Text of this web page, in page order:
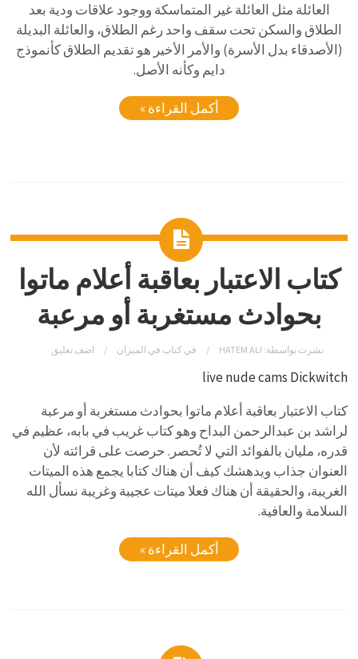
العائلة مثل العائلة غير المتماسكة ووجود علاقات ودية بعد
الطلاق والسكن تحت سقف واحد رغم الطلاق، والعائلة البديلة
(الأصدقاء بدل الأسرة) والأمر الأخير هو تقديم الطلاق كأنموذج
دايم وكأنه الأصل.
أكمل القراءة »
كتاب الاعتبار بعاقبة أعلام ماتوا
بحوادث مستغربة أو مرعبة
نشرت بواسطة: HATEM ALI فيكتاب في الميزان اضف تعليق
live nude cams Dickwitch
كتاب الاعتبار بعاقبة أعلام ماتوا بحوادث مستغربة أو مرعبة
لراشد بن عبدالرحمن البداح وهو كتاب غريب في بابه، عظيم في
قدره، مليان بالفوائد التي لا تُحصر. حرصت على قرائته لأن
العنوان جذاب ويدهشك كيف أن هناك كتابا يجمع هذه الميتات
الغريبة، والحقيقة أن هناك فعلا ميتات عجيبة وغريبة نسأل الله
السلامة والعافية.
أكمل القراءة »